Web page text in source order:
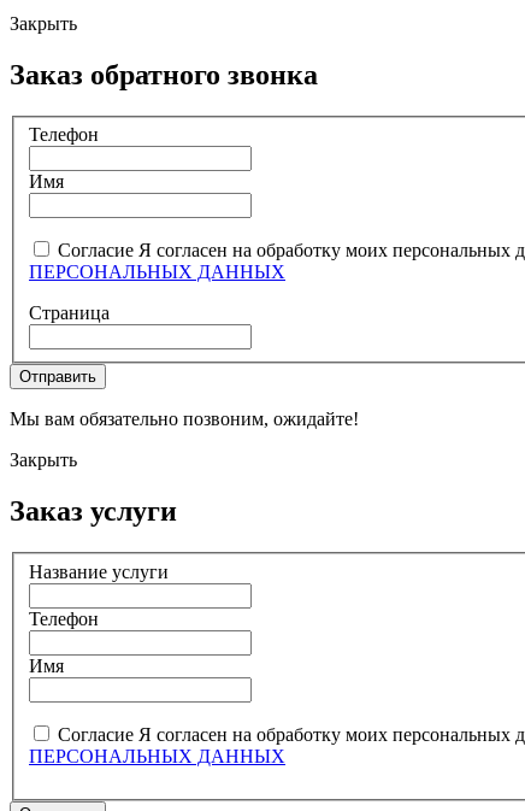
Закрыть
Заказ обратного звонка
Телефон
Имя
Согласие Я согласен на обработку моих
ПЕРСОНАЛЬНЫХ ДАННЫХ
Страница
Мы вам обязательно позвоним, ожидайте!
Закрыть
Заказ услуги
Название услуги
Телефон
Имя
Согласие Я согласен на обработку моих
ПЕРСОНАЛЬНЫХ ДАННЫХ